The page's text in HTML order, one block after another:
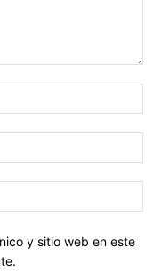
y sitio web en este